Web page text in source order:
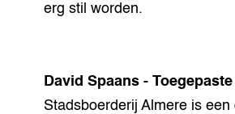
erg stil worden.
David Spaans -
Stadsboerderij Almere is